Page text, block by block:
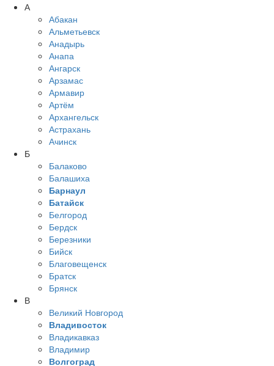
А
Абакан
Альметьевск
Анадырь
Анапа
Ангарск
Арзамас
Армавир
Артём
Архангельск
Астрахань
Ачинск
Б
Балаково
Балашиха
Барнаул
Батайск
Белгород
Бердск
Березники
Бийск
Благовещенск
Братск
Брянск
В
Великий Новгород
Владивосток
Владикавказ
Владимир
Волгоград